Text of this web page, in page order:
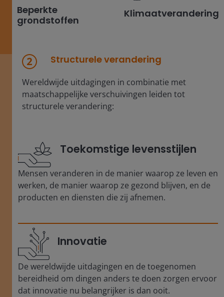
Beperkte
grondstoffen
Klimaatverandering
Structurele verandering
Wereldwijde uitdagingen in combinatie met
maatschappelijke verschuivingen leiden tot
structurele verandering:
Toekomstige levensstijlen
Mensen veranderen in de manier waarop ze leven en
werken, de manier waarop ze gezond blijven, en de
producten en diensten die zij afnemen.
Innovatie
De wereldwijde uitdagingen en de toegenomen
bereidheid om dingen anders te doen zorgen ervoor
dat innovatie nu belangrijker is dan ooit.